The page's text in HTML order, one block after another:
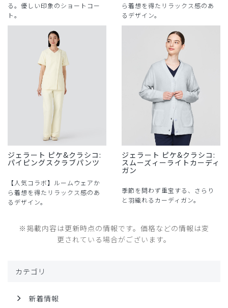
る。優しい印象のショートコー
ト。
ら着想を得たリラックス感のあ
るデザイン。
ジェラート ピケ&クラシコ:
パイピングスクラブパンツ
【人気コラボ】ルームウェアか
ら着想を得たリラックス感のあ
るデザイン。
ジェラート ピケ&クラシコ:
スムーズィーライトカーディ
ガン
季節を問わず重宝する、さらり
と羽織れるカーディガン。
※掲載内容は更新時点の情報です。価格などの情報は変
更されている場合がございます。
カテゴリ
新着情報